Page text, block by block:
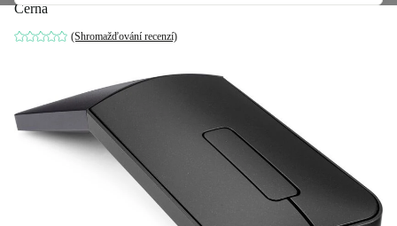
Černá
(Shromažďování recenzí)